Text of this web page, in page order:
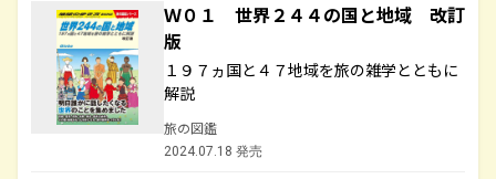
Ｗ０１ 世界２４４の国と地域 改訂
版
１９７ヵ国と４７地域を旅の雑学とともに
解説
旅の図鑑
2024.07.18 発売